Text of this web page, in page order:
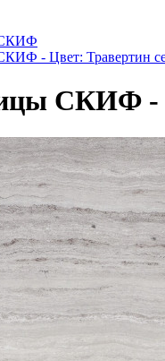
- Цвет: Травертин
СКИФ -